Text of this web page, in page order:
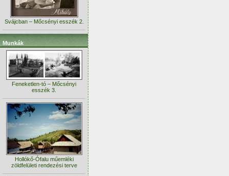
Svájcban – Mőcsényi esszék 2.
Munkák
Feneketlen-tó – Mőcsényi
esszék 3.
Hollókő-Ófalu műemléki
zöldfelületi rendezési terve